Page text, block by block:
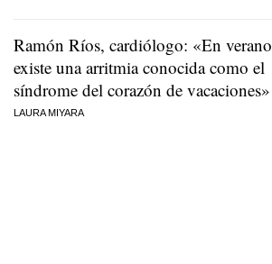
Ramón Ríos, cardiólogo: «En verano
existe una arritmia conocida como el
síndrome del corazón de vacaciones»
LAURA MIYARA